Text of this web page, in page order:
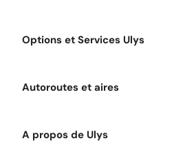
Options et Services Ulys
Autoroutes et aires
A propos de Ulys